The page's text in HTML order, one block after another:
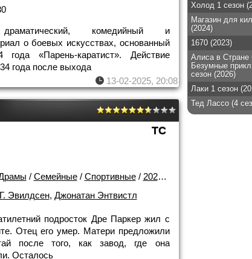
драматический, комедийный и
о боевых искусствах, основанный
«Парень-каратист». Действие
года после выхода
13-02-2025, 20:08
TC
/ Семейные/ Спортивные/ 2024 года
Эвилдсен, Джонатан Энтвистл
подросток Дре Паркер жил с
Отец его умер. Матери предложили
после того, как завод, где она
Осталось
Холод 1 сезон
Магазин для
(2024)
1670 (2023)
Алиса в Стране
Безумные
сезон (2026)
Лаки 1 сезон
Тед Лассо (4